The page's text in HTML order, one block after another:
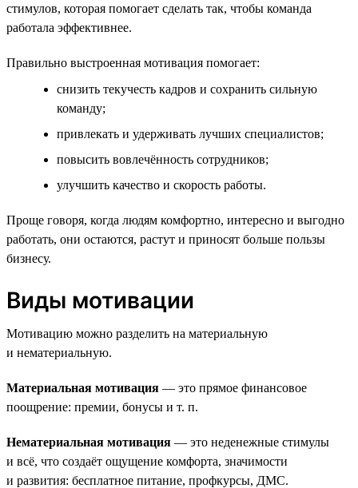
стимулов, которая помогает сделать так, чтобы команда
работала эффективнее.
Правильно выстроенная мотивация помогает:
снизить текучесть кадров и сохранить сильную
команду;
привлекать и удерживать лучших специалистов;
повысить вовлечённость сотрудников;
улучшить качество и скорость работы.
Проще говоря, когда людям комфортно, интересно и выгодно
работать, они остаются, растут и приносят больше пользы
бизнесу.
Виды мотивации
Мотивацию можно разделить на материальную
и нематериальную.
Материальная мотивация — это прямое финансовое
поощрение: премии, бонусы и т. п.
Нематериальная мотивация — это неденежные стимулы
и всё, что создаёт ощущение комфорта, значимости
и развития: бесплатное питание, профкурсы, ДМС.